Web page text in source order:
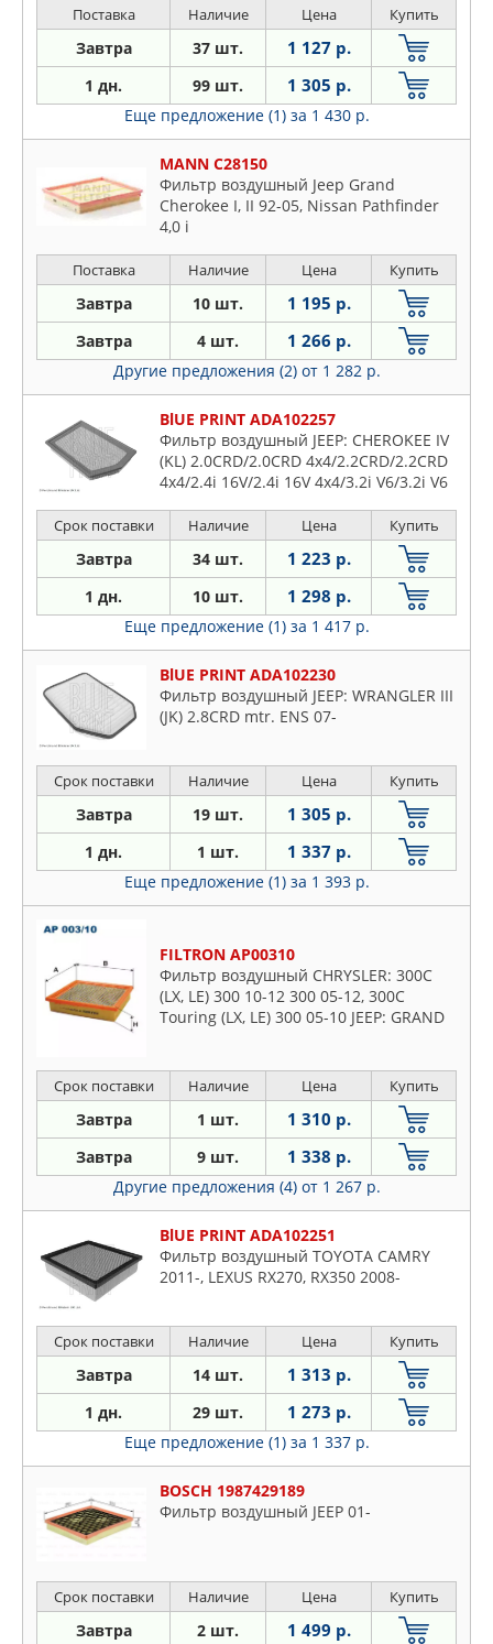
Поставка Наличие Цена Купить
Завтра 37 шт. 1 127 р.
1 дн. 99 шт. 1 305 р.
Еще предложение (1) за 1 430 р.
MANN C28150
Фильтр воздушный Jeep Grand
Cherokee I, II 92-05, Nissan Pathfinder
4,0 i
Поставка Наличие Цена Купить
Завтра 10 шт. 1 195 р.
Завтра 4 шт. 1 266 р.
Другие предложения (2) от 1 282 р.
BlUE PRINT ADA102257
Фильтр воздушный JEEP: CHEROKEE IV
(KL) 2.0CRD/2.0CRD 4x4/2.2CRD/2.2CRD
4x4/2.4i 16V/2.4i 16V 4x4/3.2i V6/3.2i V6
Срок поставки Наличие Цена Купить
Завтра 34 шт. 1 223 р.
1 дн. 10 шт. 1 298 р.
Еще предложение (1) за 1 417 р.
BlUE PRINT ADA102230
Фильтр воздушный JEEP: WRANGLER III
(JK) 2.8CRD mtr. ENS 07-
Срок поставки Наличие Цена Купить
Завтра 19 шт. 1 305 р.
1 дн. 1 шт. 1 337 р.
Еще предложение (1) за 1 393 р.
FILTRON AP00310
Фильтр воздушный CHRYSLER: 300C
(LX, LE) 300 10-12 300 05-12, 300C
Touring (LX, LE) 300 05-10 JEEP: GRAND
Срок поставки Наличие Цена Купить
Завтра 1 шт. 1 310 р.
Завтра 9 шт. 1 338 р.
Другие предложения (4) от 1 267 р.
BlUE PRINT ADA102251
Фильтр воздушный TOYOTA CAMRY
2011-, LEXUS RX270, RX350 2008-
Срок поставки Наличие Цена Купить
Завтра 14 шт. 1 313 р.
1 дн. 29 шт. 1 273 р.
Еще предложение (1) за 1 337 р.
BOSCH 1987429189
Фильтр воздушный JEEP 01-
Срок поставки Наличие Цена Купить
Завтра 2 шт. 1 499 р.